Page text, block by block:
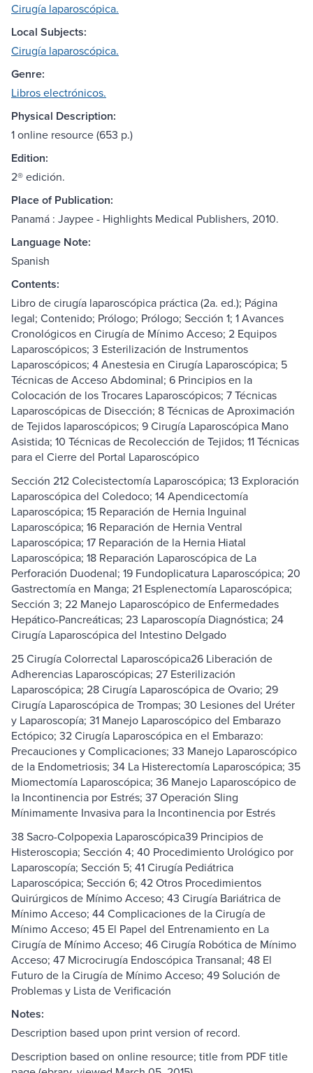
Cirugía laparoscópica.
Local Subjects:
Cirugía laparoscópica.
Genre:
Libros electrónicos.
Physical Description:
1 online resource (653 p.)
Edition:
2® edición.
Place of Publication:
Panamá : Jaypee - Highlights Medical Publishers, 2010.
Language Note:
Spanish
Contents:
Libro de cirugía laparoscópica práctica (2a. ed.); Página
legal; Contenido; Prólogo; Prólogo; Sección 1; 1 Avances
Cronológicos en Cirugía de Mínimo Acceso; 2 Equipos
Laparoscópicos; 3 Esterilización de Instrumentos
Laparoscópicos; 4 Anestesia en Cirugía Laparoscópica; 5
Técnicas de Acceso Abdominal; 6 Principios en la
Colocación de los Trocares Laparoscópicos; 7 Técnicas
Laparoscópicas de Disección; 8 Técnicas de Aproximación
de Tejidos laparoscópicos; 9 Cirugía Laparoscópica Mano
Asistida; 10 Técnicas de Recolección de Tejidos; 11 Técnicas
para el Cierre del Portal Laparoscópico
Sección 212 Colecistectomía Laparoscópica; 13 Exploración
Laparoscópica del Coledoco; 14 Apendicectomía
Laparoscópica; 15 Reparación de Hernia Inguinal
Laparoscópica; 16 Reparación de Hernia Ventral
Laparoscópica; 17 Reparación de la Hernia Hiatal
Laparoscópica; 18 Reparación Laparoscópica de La
Perforación Duodenal; 19 Fundoplicatura Laparoscópica; 20
Gastrectomía en Manga; 21 Esplenectomía Laparoscópica;
Sección 3; 22 Manejo Laparoscópico de Enfermedades
Hepático-Pancreáticas; 23 Laparoscopía Diagnóstica; 24
Cirugía Laparoscópica del Intestino Delgado
25 Cirugía Colorrectal Laparoscópica26 Liberación de
Adherencias Laparoscópicas; 27 Esterilización
Laparoscópica; 28 Cirugía Laparoscópica de Ovario; 29
Cirugía Laparoscópica de Trompas; 30 Lesiones del Uréter
y Laparoscopía; 31 Manejo Laparoscópico del Embarazo
Ectópico; 32 Cirugía Laparoscópica en el Embarazo:
Precauciones y Complicaciones; 33 Manejo Laparoscópico
de la Endometriosis; 34 La Histerectomía Laparoscópica; 35
Miomectomía Laparoscópica; 36 Manejo Laparoscópico de
la Incontinencia por Estrés; 37 Operación Sling
Mínimamente Invasiva para la Incontinencia por Estrés
38 Sacro-Colpopexia Laparoscópica39 Principios de
Histeroscopia; Sección 4; 40 Procedimiento Urológico por
Laparoscopía; Sección 5; 41 Cirugía Pediátrica
Laparoscópica; Sección 6; 42 Otros Procedimientos
Quirúrgicos de Mínimo Acceso; 43 Cirugía Bariátrica de
Mínimo Acceso; 44 Complicaciones de la Cirugía de
Mínimo Acceso; 45 El Papel del Entrenamiento en La
Cirugía de Mínimo Acceso; 46 Cirugía Robótica de Mínimo
Acceso; 47 Microcirugía Endoscópica Transanal; 48 El
Futuro de la Cirugía de Mínimo Acceso; 49 Solución de
Problemas y Lista de Verificación
Notes:
Description based upon print version of record.
Description based on online resource; title from PDF title